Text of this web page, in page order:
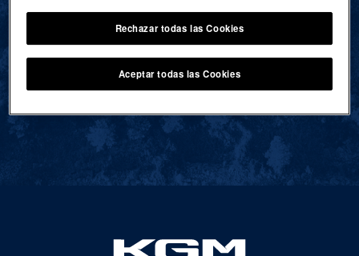
VOLVER AL INICIO
Rechazar todas las Cookies
Aceptar todas las Cookies